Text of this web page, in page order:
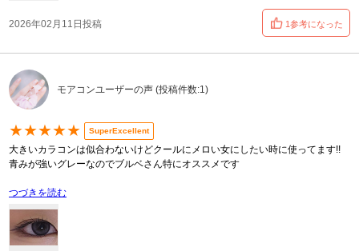
2026年02月11日投稿 1参考になった
モアコンユーザーの声 (投稿件数:1)
★★★★★ SuperExcellent
大きいカラコンは似合わないけどクールにメロい女にしたい時に使ってます!!
青みが強いグレーなのでブルベさん特にオススメです
つづきを読む